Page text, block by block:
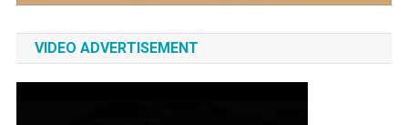
VIDEO ADVERTISEMENT